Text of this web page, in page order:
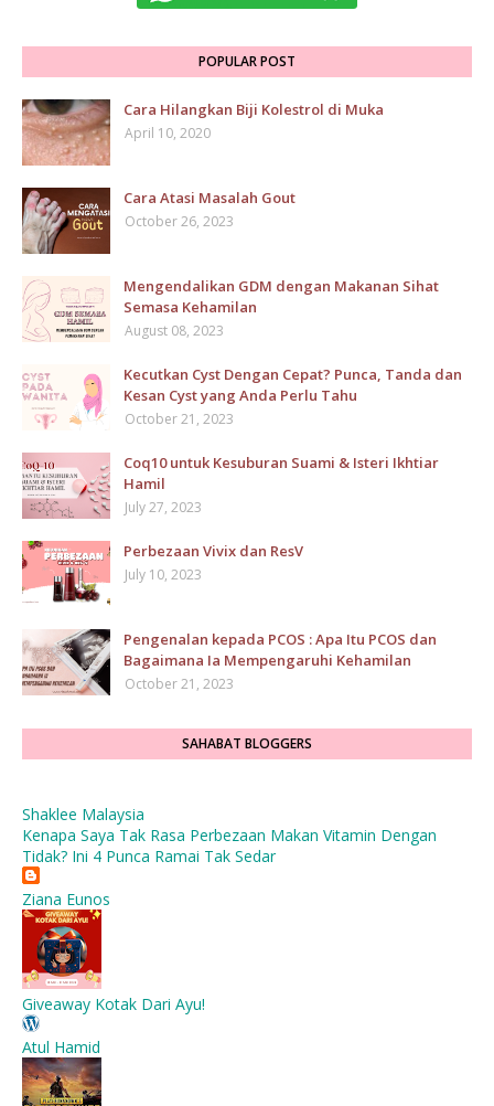
POPULAR POST
Cara Hilangkan Biji Kolestrol di Muka
April 10, 2020
Cara Atasi Masalah Gout
October 26, 2023
Mengendalikan GDM dengan Makanan Sihat
Semasa Kehamilan
August 08, 2023
Kecutkan Cyst Dengan Cepat? Punca, Tanda dan
Kesan Cyst yang Anda Perlu Tahu
October 21, 2023
Coq10 untuk Kesuburan Suami & Isteri Ikhtiar
Hamil
July 27, 2023
Perbezaan Vivix dan ResV
July 10, 2023
Pengenalan kepada PCOS : Apa Itu PCOS dan
Bagaimana Ia Mempengaruhi Kehamilan
October 21, 2023
SAHABAT BLOGGERS
Shaklee Malaysia
Kenapa Saya Tak Rasa Perbezaan Makan Vitamin Dengan
Tidak? Ini 4 Punca Ramai Tak Sedar
Ziana Eunos
Giveaway Kotak Dari Ayu!
Atul Hamid